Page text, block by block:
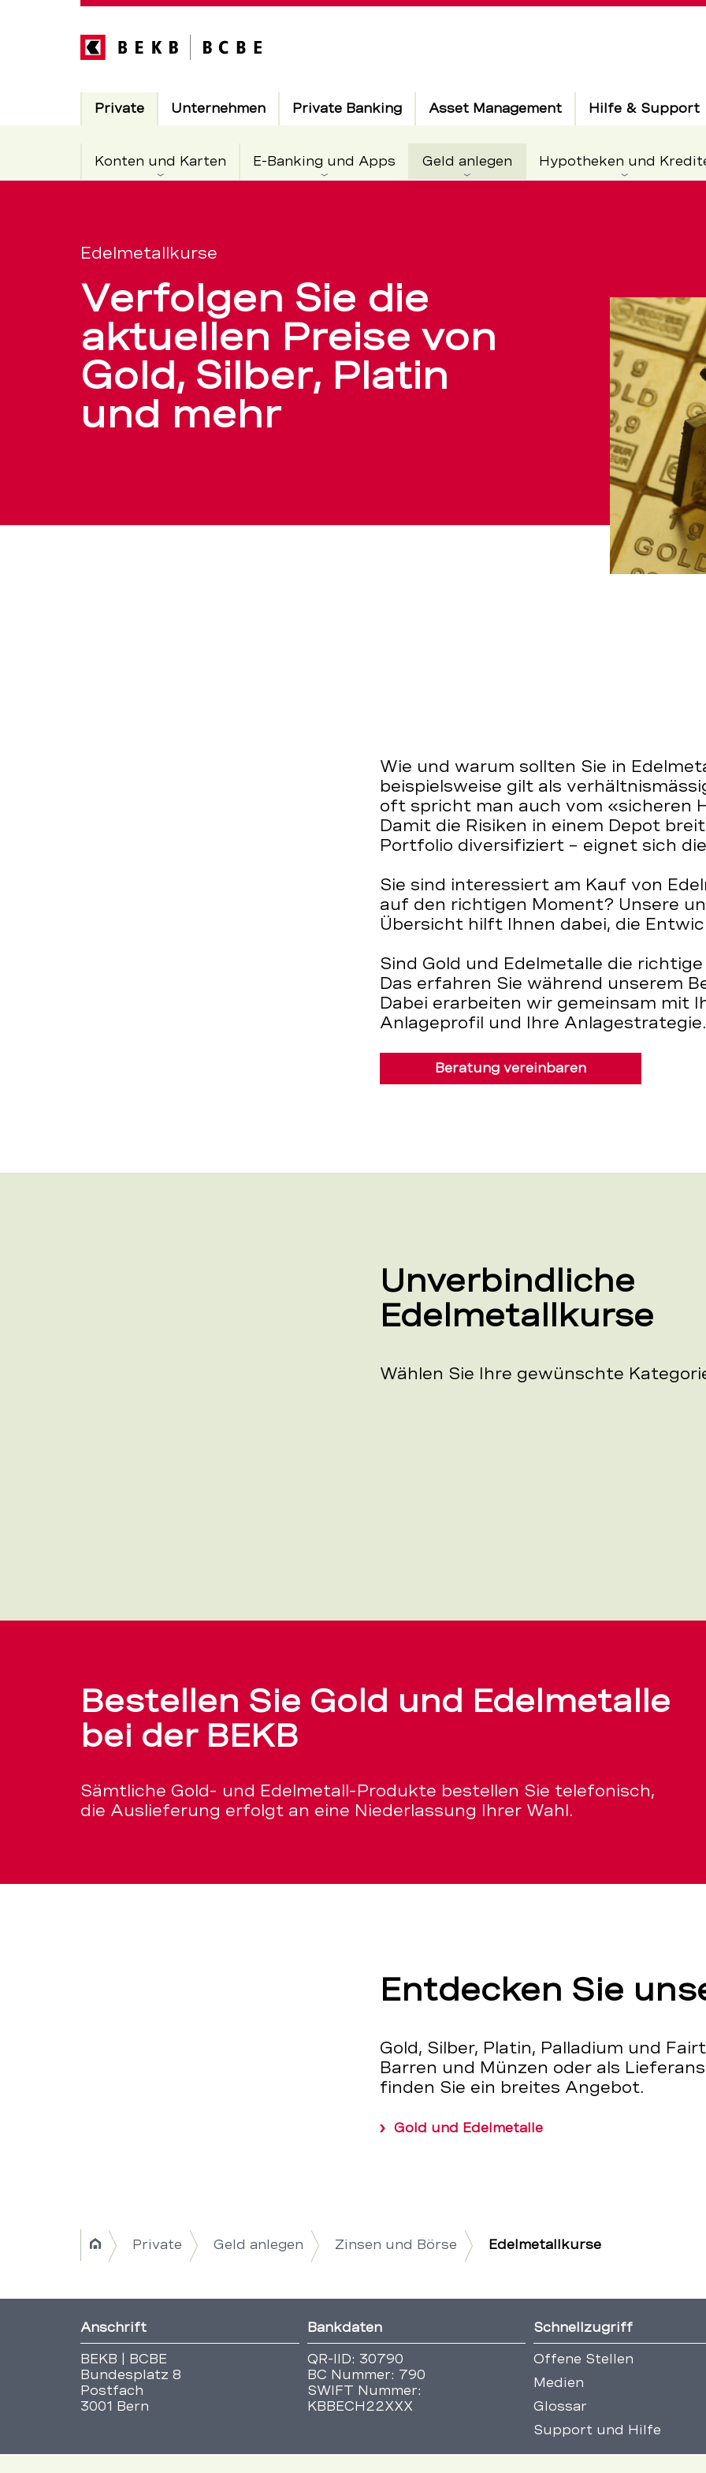
Gold,
Silber,
Platin
und
Hauptnavigation
PrivateAktiv
Konten und Karten E-Banking und Apps Geld anlegen AktivHypotheken und
Unternehmen Private Banking Asset Management Hilfe & Support
Edelmetallkurse
Verfolgen Sie die
aktuellen Preise von
Gold, Silber, Platin
und mehr
Wie und warum sollten Sie in
beispielsweise gilt als
oft spricht man auch vom «sicheren
Damit die Risiken in einem Depot
Portfolio diversifiziert – eignet sich
Sie sind interessiert am Kauf von
auf den richtigen Moment? Unsere
Übersicht hilft Ihnen dabei, die
Sind Gold und Edelmetalle die
Das erfahren Sie während unserem
Dabei erarbeiten wir gemeinsam mit
Anlageprofil und Ihre Anlagestrategie.
Beratung vereinbaren
Unverbindliche
Edelmetallkurse
Wählen Sie Ihre gewünschte
Bestellen Sie Gold und Edelmetalle
bei der BEKB
Sämtliche Gold- und Edelmetall-Produkte bestellen Sie telefonisch,
die Auslieferung erfolgt an eine Niederlassung Ihrer Wahl.
Entdecken Sie
Gold, Silber, Platin, Palladium und
Barren und Münzen oder als
finden Sie ein breites Angebot.
Gold und Edelmetalle
Breadcrumb
|
Title
Home
Private Geld anlegen Zinsen und Börse Edelmetallkurse
Fusszeile
Anschrift
BEKB | BCBE
Bundesplatz 8
Postfach
3001 Bern
Bankdaten
QR-IID: 30790
BC Nummer: 790
SWIFT Nummer:
KBBECH22XXX
Schnellzugriff
Offene Stellen
Medien
Glossar
Support und Hilfe